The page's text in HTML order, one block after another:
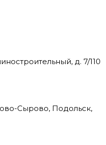
д. 7/110
Сырово, Подольск,